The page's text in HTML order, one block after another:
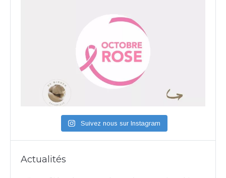
Suivez nous sur Instagram
Actualités